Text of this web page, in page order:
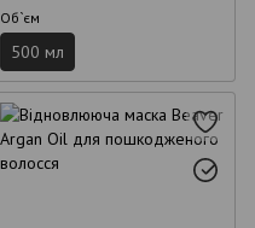
Об`єм
500 мл